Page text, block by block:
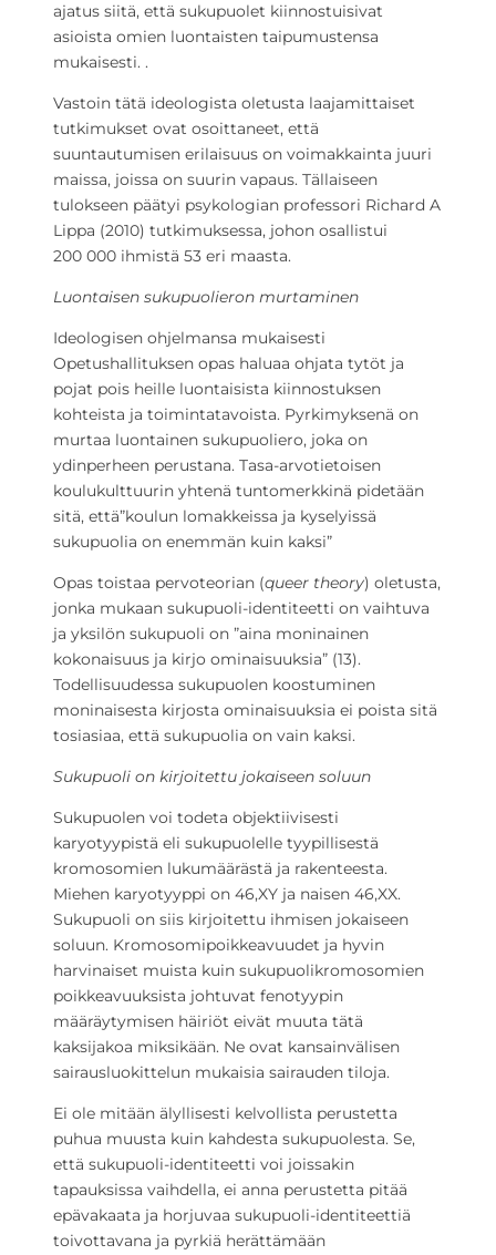
ajatus siitä, että sukupuolet kiinnostuisivat
asioista omien luontaisten taipumustensa
mukaisesti. .
Vastoin tätä ideologista oletusta laajamittaiset
tutkimukset ovat osoittaneet, että
suuntautumisen erilaisuus on voimakkainta juuri
maissa, joissa on suurin vapaus. Tällaiseen
tulokseen päätyi psykologian professori Richard A
Lippa (2010) tutkimuksessa, johon osallistui
200 000 ihmistä 53 eri maasta.
Luontaisen sukupuolieron murtaminen
Ideologisen ohjelmansa mukaisesti
Opetushallituksen opas haluaa ohjata tytöt ja
pojat pois heille luontaisista kiinnostuksen
kohteista ja toimintatavoista. Pyrkimyksenä on
murtaa luontainen sukupuoliero, joka on
ydinperheen perustana. Tasa-arvotietoisen
koulukulttuurin yhtenä tuntomerkkinä pidetään
sitä, että”koulun lomakkeissa ja kyselyissä
sukupuolia on enemmän kuin kaksi”
Opas toistaa pervoteorian (queer theory) oletusta,
jonka mukaan sukupuoli-identiteetti on vaihtuva
ja yksilön sukupuoli on ”aina moninainen
kokonaisuus ja kirjo ominaisuuksia” (13).
Todellisuudessa sukupuolen koostuminen
moninaisesta kirjosta ominaisuuksia ei poista sitä
tosiasiaa, että sukupuolia on vain kaksi.
Sukupuoli on kirjoitettu jokaiseen soluun
Sukupuolen voi todeta objektiivisesti
karyotyypistä eli sukupuolelle tyypillisestä
kromosomien lukumäärästä ja rakenteesta.
Miehen karyotyyppi on 46,XY ja naisen 46,XX.
Sukupuoli on siis kirjoitettu ihmisen jokaiseen
soluun. Kromosomipoikkeavuudet ja hyvin
harvinaiset muista kuin sukupuolikromosomien
poikkeavuuksista johtuvat fenotyypin
määräytymisen häiriöt eivät muuta tätä
kaksijakoa miksikään. Ne ovat kansainvälisen
sairausluokittelun mukaisia sairauden tiloja.
Ei ole mitään älyllisesti kelvollista perustetta
puhua muusta kuin kahdesta sukupuolesta. Se,
että sukupuoli-identiteetti voi joissakin
tapauksissa vaihdella, ei anna perustetta pitää
epävakaata ja horjuvaa sukupuoli-identiteettiä
toivottavana ja pyrkiä herättämään